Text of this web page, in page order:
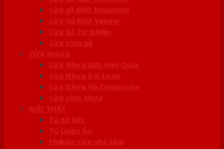
Cửa gỗ MDF Melamine
Cửa Gỗ MDF Veneer
Cửa Gỗ Tự Nhiên
Cửa vòm gỗ
CỬA NHỰA
Cửa Nhựa ABS Hàn Quốc
Cửa Nhựa Đài Loan
Cửa Nhựa Gỗ Composite
Cửa vòm nhựa
NỘI THẤT
Tủ Kệ Bếp
Tủ Quần Áo
Phụ kiện cửa nhà tắm